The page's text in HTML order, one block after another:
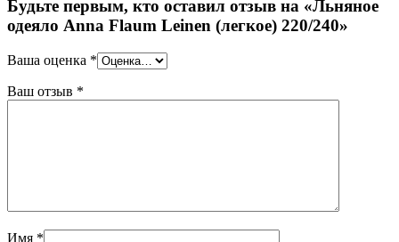
Будьте первым, кто оставил отзыв на «Льняное
одеяло Anna Flaum Leinen (легкое) 220/240»
Ваша оценка *
Ваш отзыв *
Имя *